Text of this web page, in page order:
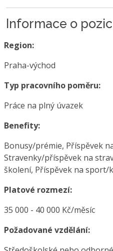
Informace o
Region:
Praha-východ
Typ pracovního poměru:
Práce na plný úvazek
Benefity:
Bonusy/prémie, Příspěvek
Stravenky/příspěvek na
školení, Příspěvek na sport/
Platové rozmezí:
35 000 - 40 000 Kč/měsíc
Požadované vzdělání: